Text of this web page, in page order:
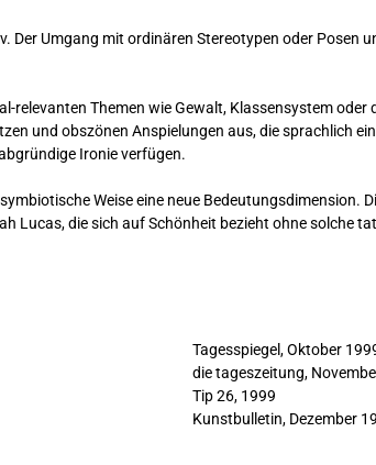
Umgang mit ordinären Stereotypen oder Posen
relevanten Themen wie Gewalt, Klassensystem
und obszönen Anspielungen aus, die sprachlich
Ironie verfügen.
Weise eine neue Bedeutungsdimension.
Lucas, die sich auf Schönheit bezieht ohne solche
Tagesspiegel, Oktober
die tageszeitung,
Tip 26, 1999
Kunstbulletin, Dezember